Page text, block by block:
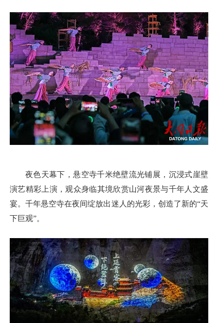
夜色天幕下，悬空寺千米绝壁流光铺展，沉浸式崖壁
演艺精彩上演，观众身临其境欣赏山河夜景与千年人文盛
宴。千年悬空寺在夜间绽放出迷人的光彩，创造了新的“天
下巨观”。